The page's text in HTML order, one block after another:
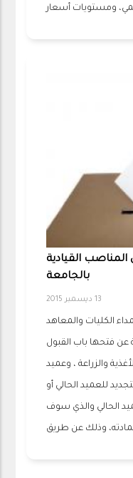
ومستويات أسعار
القيادية
بالجامعة
13 ديسمبر 2015
الكليات والمعاهد
عن فتحها باب القبول
والزراعة ، وعميد
للعميد الحالي أو
الحالي والذي سوف
وذلك عن طريق